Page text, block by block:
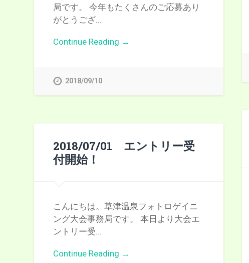
局です。 今年もたくさんのご応募あり
がとうござ…
Continue Reading →
2018/09/10
2018/07/01 エントリー受
付開始！
こんにちは。草津温泉フォトロゲイニ
ング大会事務局です。 本日より大会エ
ントリー受…
Continue Reading →